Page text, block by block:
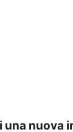
una nuova